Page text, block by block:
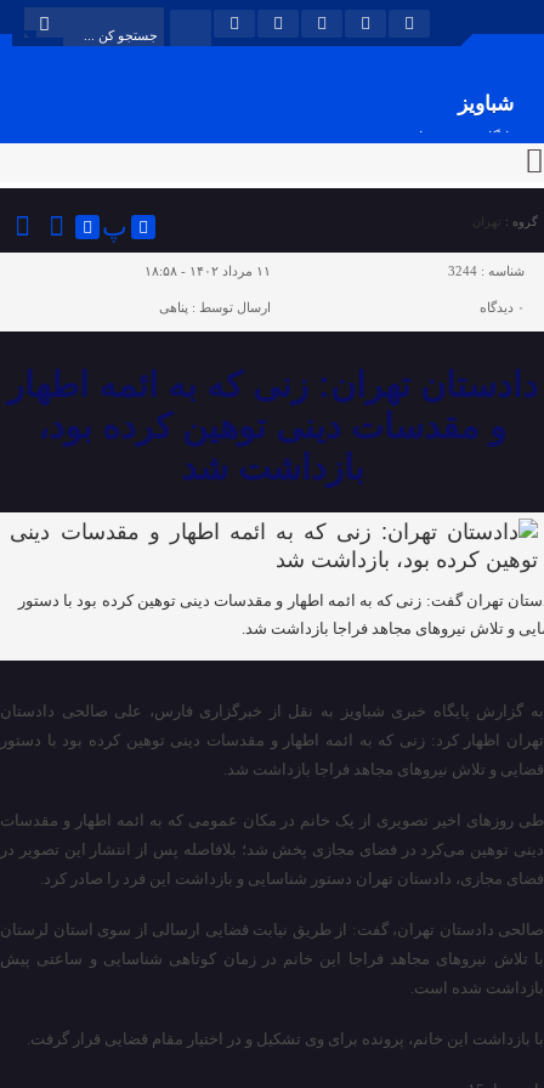
شباویز
پایگاه خبری شباویز
گروه : پ
شناسه : 3244 ۱۱ مرداد ۱۴۰۲ - ۱۸:۵۸
۰ دیدگاه ارسال توسط : پناهی
دادستان تهران: زنی که به ائمه اطهار
و مقدسات دینی توهین کرده بود،
بازداشت شد
تهران گفت: زنی که به ائمه اطهار و مقدسات دینی توهین کرده بود با دستور
و تلاش نیرو‌های مجاهد فراجا بازداشت شد.
به گزارش پایگاه خبری شباویز به نقل از خبرگزاری فارس، علی صالحی دادستان
تهران اظهار کرد: زنی که به ائمه اطهار و مقدسات دینی توهین کرده بود با دستور
قضایی و تلاش نیرو‌های مجاهد فراجا بازداشت شد.
طی روزهای اخیر تصویری از یک خانم در مکان عمومی که به ائمه اطهار و مقدسات
دینی توهین می‌کرد در فضای مجازی پخش شد؛ بلافاصله پس از انتشار این تصویر در
فضای مجازی، دادستان تهران دستور شناسایی و بازداشت این فرد را صادر کرد.
صالحی دادستان تهران، گفت: از طریق نیابت قضایی ارسالی از سوی استان لرستان
با تلاش نیروهای مجاهد فراجا این خانم در زمان کوتاهی شناسایی و ساعتی پیش
بازداشت شده است.
با بازداشت این خانم، پرونده برای وی تشکیل و در اختیار مقام قضایی قرار گرفت.